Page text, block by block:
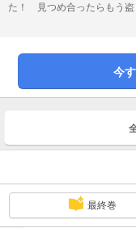
た！ 見つめ合ったらもう盗
今
最終巻